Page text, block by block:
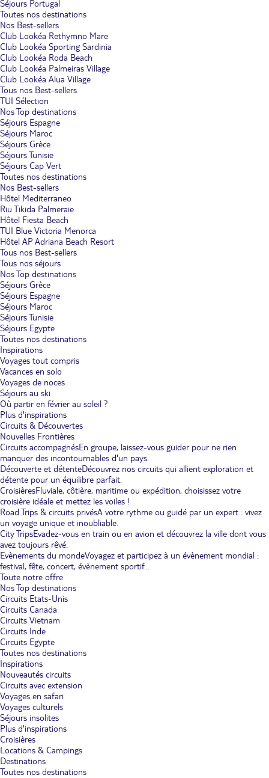
Séjours Portugal
Toutes nos destinations
Nos Best-sellers
Club Lookéa Rethymno Mare
Club Lookéa Sporting Sardinia
Club Lookéa Roda Beach
Club Lookéa Palmeiras Village
Club Lookéa Alua Village
Tous nos Best-sellers
TUI Sélection
Nos Top destinations
Séjours Espagne
Séjours Maroc
Séjours Grèce
Séjours Tunisie
Séjours Cap Vert
Toutes nos destinations
Nos Best-sellers
Hôtel Mediterraneo
Riu Tikida Palmeraie
Hôtel Fiesta Beach
TUI Blue Victoria Menorca
Hôtel AP Adriana Beach Resort
Tous nos Best-sellers
Tous nos séjours
Nos Top destinations
Séjours Grèce
Séjours Espagne
Séjours Maroc
Séjours Tunisie
Séjours Egypte
Toutes nos destinations
Inspirations
Voyages tout compris
Vacances en solo
Voyages de noces
Séjours au ski
Où partir en février au soleil ?
Plus d'inspirations
Circuits & Découvertes
Nouvelles Frontières
Circuits accompagnésEn groupe, laissez-vous guider pour ne rien
manquer des incontournables d'un pays.
Découverte et détenteDécouvrez nos circuits qui allient exploration et
détente pour un équilibre parfait.
CroisièresFluviale, côtière, maritime ou expédition, choisissez votre
croisière idéale et mettez les voiles !
Road Trips & circuits privésA votre rythme ou guidé par un expert : vivez
un voyage unique et inoubliable.
City TripsEvadez-vous en train ou en avion et découvrez la ville dont vous
avez toujours rêvé.
Evènements du mondeVoyagez et participez à un évènement mondial :
festival, fête, concert, évènement sportif...
Toute notre offre
Nos Top destinations
Circuits Etats-Unis
Circuits Canada
Circuits Vietnam
Circuits Inde
Circuits Egypte
Toutes nos destinations
Inspirations
Nouveautés circuits
Circuits avec extension
Voyages en safari
Voyages culturels
Séjours insolites
Plus d'inspirations
Croisières
Locations & Campings
Destinations
Toutes nos destinations